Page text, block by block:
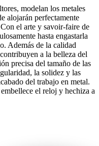
modelan los metales
alojarán perfectamente
el arte y savoir‑faire de
hasta engastarla
Además de la calidad
a la belleza del
precisa del tamaño de las
la solidez y las
del trabajo en metal.
el reloj y hechiza a